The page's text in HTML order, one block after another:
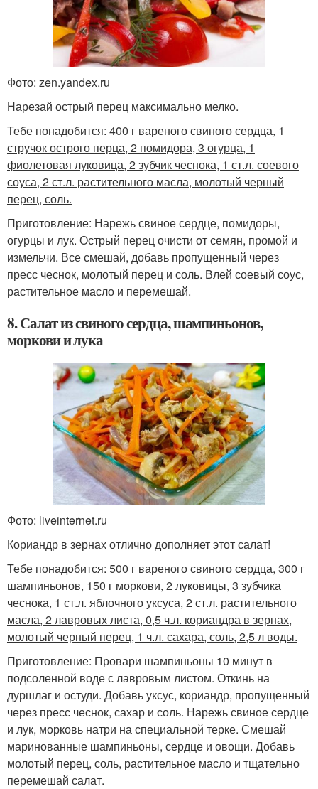
Фото: zen.yandex.ru
Нарезай острый перец максимально мелко.
Тебе понадобится: 400 г вареного свиного сердца, 1
стручок острого перца, 2 помидора, 3 огурца, 1
фиолетовая луковица, 2 зубчик чеснока, 1 ст.л. соевого
соуса, 2 ст.л. растительного масла, молотый черный
перец, соль.
Приготовление: Нарежь свиное сердце, помидоры,
огурцы и лук. Острый перец очисти от семян, промой и
измельчи. Все смешай, добавь пропущенный через
пресс чеснок, молотый перец и соль. Влей соевый соус,
растительное масло и перемешай.
8. Салат из свиного сердца, шампиньонов,
моркови и лука
Фото: liveinternet.ru
Кориандр в зернах отлично дополняет этот салат!
Тебе понадобится: 500 г вареного свиного сердца, 300 г
шампиньонов, 150 г моркови, 2 луковицы, 3 зубчика
чеснока, 1 ст.л. яблочного уксуса, 2 ст.л. растительного
масла, 2 лавровых листа, 0,5 ч.л. кориандра в зернах,
молотый черный перец, 1 ч.л. сахара, соль, 2,5 л воды.
Приготовление: Провари шампиньоны 10 минут в
подсоленной воде с лавровым листом. Откинь на
дуршлаг и остуди. Добавь уксус, кориандр, пропущенный
через пресс чеснок, сахар и соль. Нарежь свиное сердце
и лук, морковь натри на специальной терке. Смешай
маринованные шампиньоны, сердце и овощи. Добавь
молотый перец, соль, растительное масло и тщательно
перемешай салат.